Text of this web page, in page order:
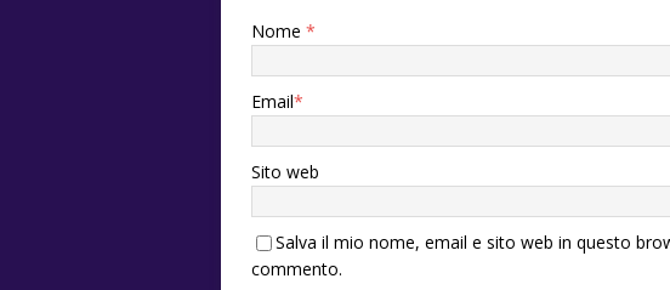
Nome *
Email*
Sito web
Salva il mio nome, email e sito web in questo
commento.